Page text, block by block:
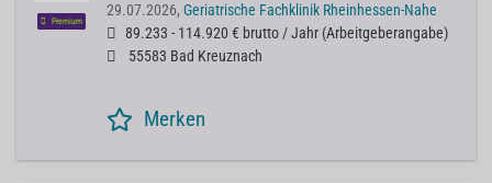
Premium
29.07.2026, Geriatrische Fachklinik Rheinhessen-Nahe
89.233 - 114.920 € brutto / Jahr (Arbeitgeberangabe)
55583 Bad Kreuznach
Merken